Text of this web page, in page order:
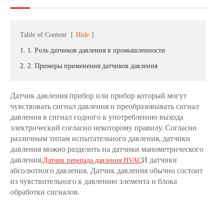
Table of Content [ Hide ]
1. 1. Роль датчиков давления в промышленности
2. 2. Примеры применения датчиков давления
Датчик давления прибор или прибор который могут
чувствовать сигнал давления и преобразовывать сигнал
давления в сигнал годного к употреблению выхода
электрический согласно некоторому правилу. Согласно
различным типам испытательного давления, датчики
давления можно разделить на датчики манометрического
давления,Датчик перепада давления HVACИ датчики
абсолютного давления. Датчик давления обычно состоит
из чувствительного к давлению элемента и блока
обработки сигналов.